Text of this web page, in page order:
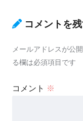
コメントを
メールアドレスが公
る欄は必須項目です
コメント ※